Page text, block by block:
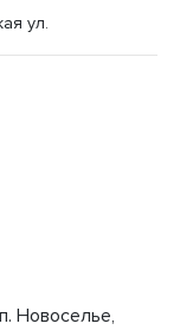
ул.
Новоселье,